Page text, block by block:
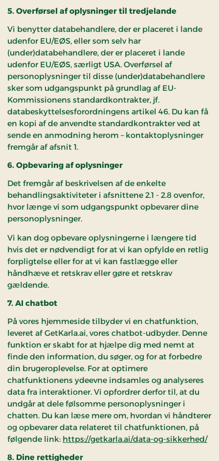
5. Overførsel af oplysninger til tredjelande
Vi benytter databehandlere, der er placeret i lande
udenfor EU/EØS, eller som selv har
(under)databehandlere, der er placeret i lande
udenfor EU/EØS, særligt USA. Overførsel af
personoplysninger til disse (under)databehandlere
sker som udgangspunkt på grundlag af EU-
Kommissionens standardkontrakter, jf.
databeskyttelsesforordningens artikel 46. Du kan få
en kopi af de anvendte standardkontrakter ved at
sende en anmodning herom – kontaktoplysninger
fremgår af afsnit 1.
6. Opbevaring af oplysninger
Det fremgår af beskrivelsen af de enkelte
behandlingsaktiviteter i afsnittene 2.1 - 2.8 ovenfor,
hvor længe vi som udgangspunkt opbevarer dine
personoplysninger.
Vi kan dog opbevare oplysningerne i længere tid
hvis det er nødvendigt for at vi kan opfylde en retlig
forpligtelse eller for at vi kan fastlægge eller
håndhæve et retskrav eller gøre et retskrav
gældende.
7. AI chatbot
På vores hjemmeside tilbyder vi en chatfunktion,
leveret af GetKarla.ai, vores chatbot-udbyder. Denne
funktion er skabt for at hjælpe dig med nemt at
finde den information, du søger, og for at forbedre
din brugeroplevelse. For at optimere
chatfunktionens ydeevne indsamles og analyseres
data fra interaktioner. Vi opfordrer derfor til, at du
undgår at dele følsomme personoplysninger i
chatten. Du kan læse mere om, hvordan vi håndterer
og opbevarer data relateret til chatfunktionen, på
følgende link: https://getkarla.ai/data-og-sikkerhed/
8. Dine rettigheder